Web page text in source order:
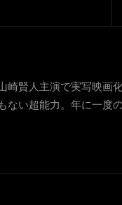
崎賢人主演で実写映
い超能力。年に一